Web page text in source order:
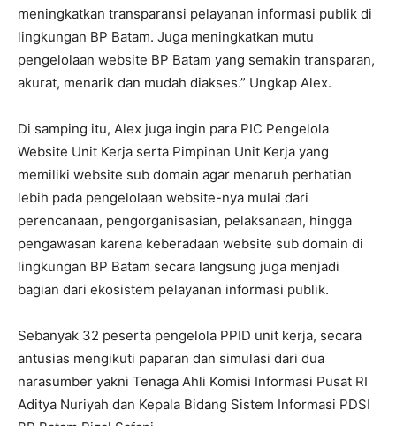
meningkatkan transparansi pelayanan informasi publik di
lingkungan BP Batam. Juga meningkatkan mutu
pengelolaan website BP Batam yang semakin transparan,
akurat, menarik dan mudah diakses.” Ungkap Alex.
Di samping itu, Alex juga ingin para PIC Pengelola
Website Unit Kerja serta Pimpinan Unit Kerja yang
memiliki website sub domain agar menaruh perhatian
lebih pada pengelolaan website-nya mulai dari
perencanaan, pengorganisasian, pelaksanaan, hingga
pengawasan karena keberadaan website sub domain di
lingkungan BP Batam secara langsung juga menjadi
bagian dari ekosistem pelayanan informasi publik.
Sebanyak 32 peserta pengelola PPID unit kerja, secara
antusias mengikuti paparan dan simulasi dari dua
narasumber yakni Tenaga Ahli Komisi Informasi Pusat RI
Aditya Nuriyah dan Kepala Bidang Sistem Informasi PDSI